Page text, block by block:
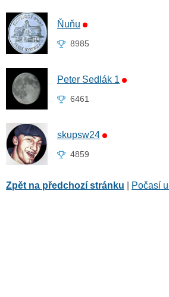
Ňuňu
8985
Peter Sedlák 1
6461
skupsw24
4859
Zpět na předchozí stránku Počasí